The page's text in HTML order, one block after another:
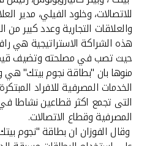
للاتصالات، وخلود الفيلي، مدير
والعلاقات التجارية وعدد كبير من
هذه الشراكة الاستراتيجية هي
حيث تصب في مصلحته وتضيف
منوها بان "بطاقة نجوم بيتك"
الخدمات المصرفية للافراد
التى تجمع اكثر قطاعين نشاطا
المصرفية وقطاع الاتصالات.
وقال الفوزان ان بطاقة "نجوم